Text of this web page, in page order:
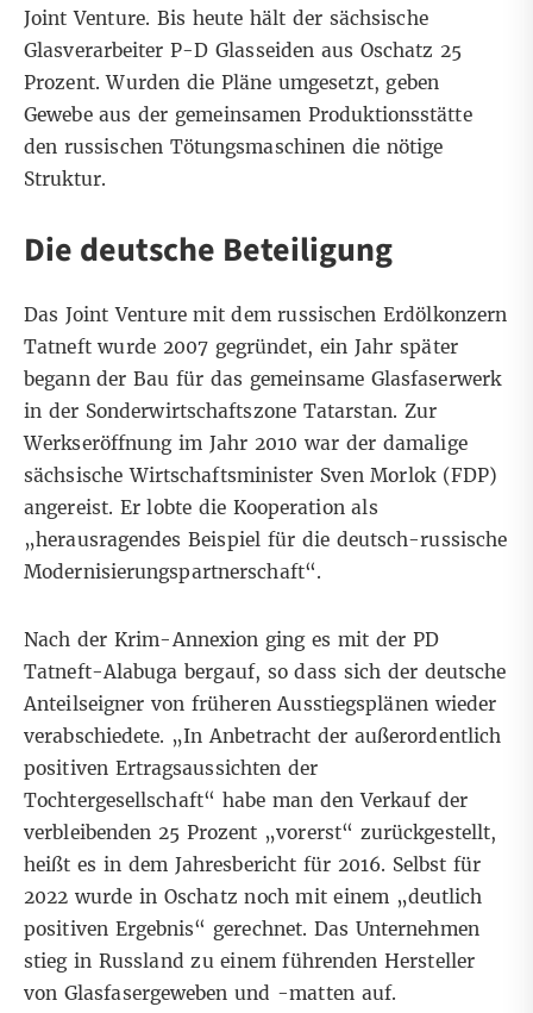
Joint Venture. Bis heute hält der sächsische
Glasverarbeiter P-D Glasseiden aus Oschatz 25
Prozent. Wurden die Pläne umgesetzt, geben
Gewebe aus der gemeinsamen Produktionsstätte
den russischen Tötungsmaschinen die nötige
Struktur.
Die deutsche Beteiligung
Das Joint Venture mit dem russischen Erdölkonzern
Tatneft wurde 2007 gegründet, ein Jahr später
begann der Bau für das gemeinsame Glasfaserwerk
in der Sonderwirtschaftszone Tatarstan. Zur
Werkseröffnung im Jahr 2010 war der damalige
sächsische Wirtschaftsminister Sven Morlok (FDP)
angereist. Er lobte die Kooperation als
„herausragendes Beispiel für die deutsch-russische
Modernisierungspartnerschaft“.
Nach der Krim-Annexion ging es mit der PD
Tatneft-Alabuga bergauf, so dass sich der deutsche
Anteilseigner von früheren Ausstiegsplänen wieder
verabschiedete. „In Anbetracht der außerordentlich
positiven Ertragsaussichten der
Tochtergesellschaft“ habe man den Verkauf der
verbleibenden 25 Prozent „vorerst“ zurückgestellt,
heißt es in dem Jahresbericht für 2016. Selbst für
2022 wurde in Oschatz noch mit einem „deutlich
positiven Ergebnis“ gerechnet. Das Unternehmen
stieg in Russland zu einem führenden Hersteller
von Glasfasergeweben und -matten auf.